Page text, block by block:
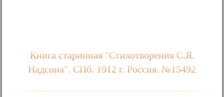
Книга старинная "Стихотворения С.Я.
Надсона". СПб. 1912 г. Россия. №15492